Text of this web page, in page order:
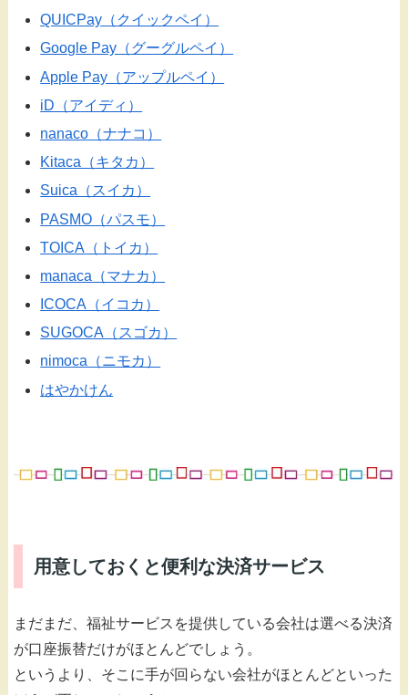
QUICPay（クイックペイ）
Google Pay（グーグルペイ）
Apple Pay（アップルペイ）
iD（アイディ）
nanaco（ナナコ）
Kitaca（キタカ）
Suica（スイカ）
PASMO（パスモ）
TOICA（トイカ）
manaca（マナカ）
ICOCA（イコカ）
SUGOCA（スゴカ）
nimoca（ニモカ）
はやかけん
用意しておくと便利な決済サービス
まだまだ、福祉サービスを提供している会社は選べる決済
が口座振替だけがほとんどでしょう。
というより、そこに手が回らない会社がほとんどといった